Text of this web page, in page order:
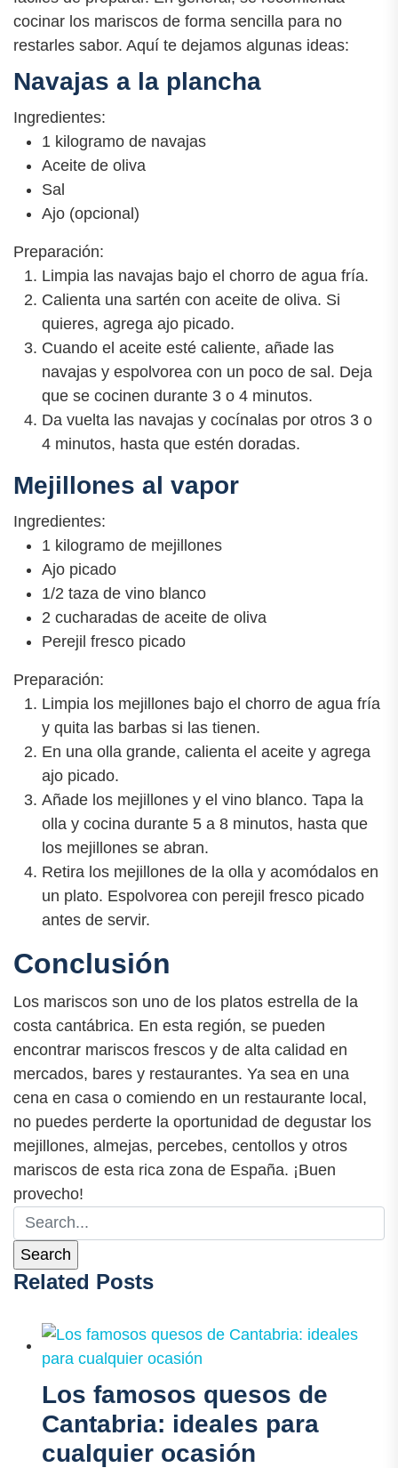
cocinar los mariscos de forma sencilla para no
restarles sabor. Aquí te dejamos algunas ideas:
Navajas a la plancha
Ingredientes:
1 kilogramo de navajas
Aceite de oliva
Sal
Ajo (opcional)
Preparación:
Limpia las navajas bajo el chorro de agua fría.
Calienta una sartén con aceite de oliva. Si
quieres, agrega ajo picado.
Cuando el aceite esté caliente, añade las
navajas y espolvorea con un poco de sal. Deja
que se cocinen durante 3 o 4 minutos.
Da vuelta las navajas y cocínalas por otros 3 o
4 minutos, hasta que estén doradas.
Mejillones al vapor
Ingredientes:
1 kilogramo de mejillones
Ajo picado
1/2 taza de vino blanco
2 cucharadas de aceite de oliva
Perejil fresco picado
Preparación:
Limpia los mejillones bajo el chorro de agua fría
y quita las barbas si las tienen.
En una olla grande, calienta el aceite y agrega
ajo picado.
Añade los mejillones y el vino blanco. Tapa la
olla y cocina durante 5 a 8 minutos, hasta que
los mejillones se abran.
Retira los mejillones de la olla y acomódalos en
un plato. Espolvorea con perejil fresco picado
antes de servir.
Conclusión
Los mariscos son uno de los platos estrella de la
costa cantábrica. En esta región, se pueden
encontrar mariscos frescos y de alta calidad en
mercados, bares y restaurantes. Ya sea en una
cena en casa o comiendo en un restaurante local,
no puedes perderte la oportunidad de degustar los
mejillones, almejas, percebes, centollos y otros
mariscos de esta rica zona de España. ¡Buen
provecho!
Related Posts
Los famosos quesos de
Cantabria: ideales para
cualquier ocasión